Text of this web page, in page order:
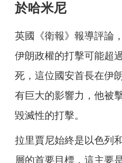
於哈米尼
英國《衛報》報導評論
伊朗政權的打擊可能超
死，這位國安首長在伊
有巨大的影響力，他被
毀滅性的打擊。
拉里賈尼始終是以色列
層的首要目標，這主要